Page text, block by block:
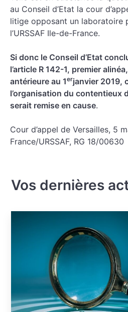
au Conseil d’Etat la cour
litige opposant un laboratoire
l’URSSAF Ile-de-France.
Si donc le Conseil d’Etat
l’article R 142-1, premier
antérieure au 1erjanvier 2019,
l’organisation du contentieux
serait remise en cause.
Cour d’appel de Versailles, 5
France/URSSAF, RG 18/00630
Vos dernières